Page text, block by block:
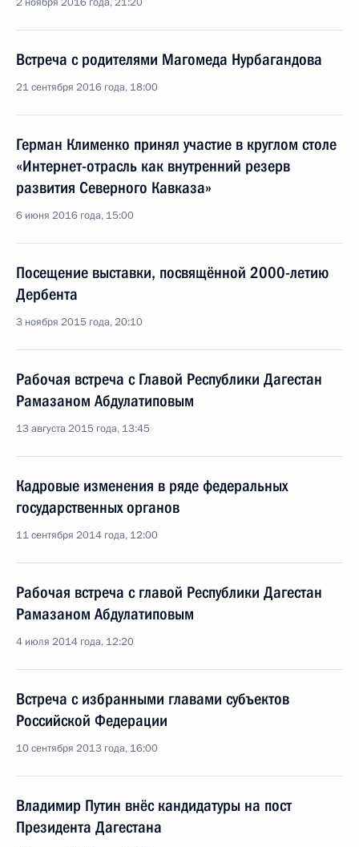
Встреча с родителями Магомеда Нурбагандова
21 сентября 2016 года, 18:00
Герман Клименко принял участие в круглом столе
«Интернет-отрасль как внутренний резерв
развития Северного Кавказа»
6 июня 2016 года, 15:00
Посещение выставки, посвящённой 2000-летию
Дербента
3 ноября 2015 года, 20:10
Рабочая встреча с Главой Республики Дагестан
Рамазаном Абдулатиповым
13 августа 2015 года, 13:45
Кадровые изменения в ряде федеральных
государственных органов
11 сентября 2014 года, 12:00
Рабочая встреча с главой Республики Дагестан
Рамазаном Абдулатиповым
4 июля 2014 года, 12:20
Встреча с избранными главами субъектов
Российской Федерации
10 сентября 2013 года, 16:00
Владимир Путин внёс кандидатуры на пост
Президента Дагестана